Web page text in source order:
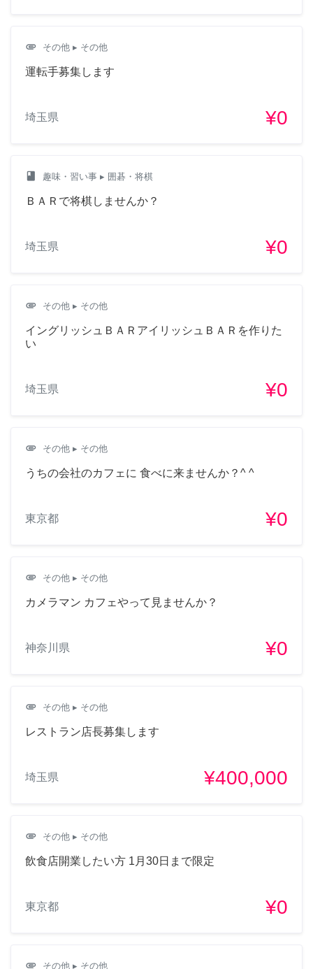
attachment その他 ▸ その他
運転手募集します
埼玉県 ¥0
class 趣味・習い事 ▸ 囲碁・将棋
ＢＡＲで将棋しませんか？
埼玉県 ¥0
attachment その他 ▸ その他
イングリッシュＢＡＲアイリッシュＢＡＲを作りた
い
埼玉県 ¥0
attachment その他 ▸ その他
うちの会社のカフェに 食べに来ませんか？^ ^
東京都 ¥0
attachment その他 ▸ その他
カメラマン カフェやって見ませんか？
神奈川県 ¥0
attachment その他 ▸ その他
レストラン店長募集します
埼玉県 ¥400,000
attachment その他 ▸ その他
飲食店開業したい方 1月30日まで限定
東京都 ¥0
attachment その他 ▸ その他